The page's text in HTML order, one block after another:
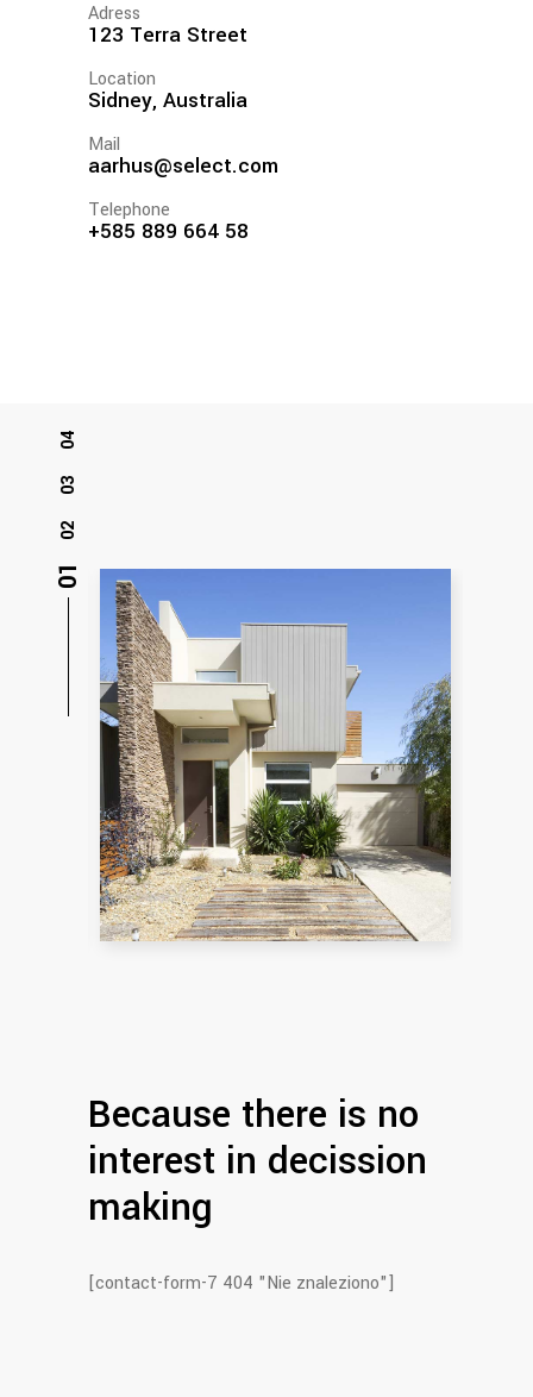
Adress
123 Terra Street
Location
Sidney, Australia
Mail
aarhus@select.com
Telephone
+585 889 664 58
Because there is no
interest in decission
making
[contact-form-7 404 "Nie znaleziono"]